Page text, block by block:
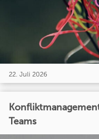
22. Juli 2026
Teams